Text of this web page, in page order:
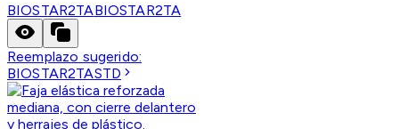
BIOSTAR2TABIOSTAR2TA
Reemplazo sugerido:
BIOSTAR2TASTD